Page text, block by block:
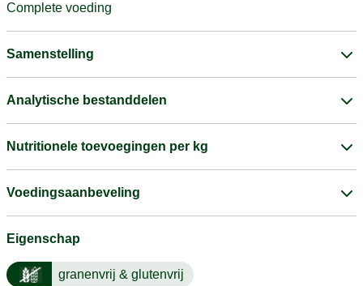
Complete voeding
Samenstelling
Analytische bestanddelen
Nutritionele toevoegingen per kg
Voedingsaanbeveling
Eigenschap
granenvrij & glutenvrij